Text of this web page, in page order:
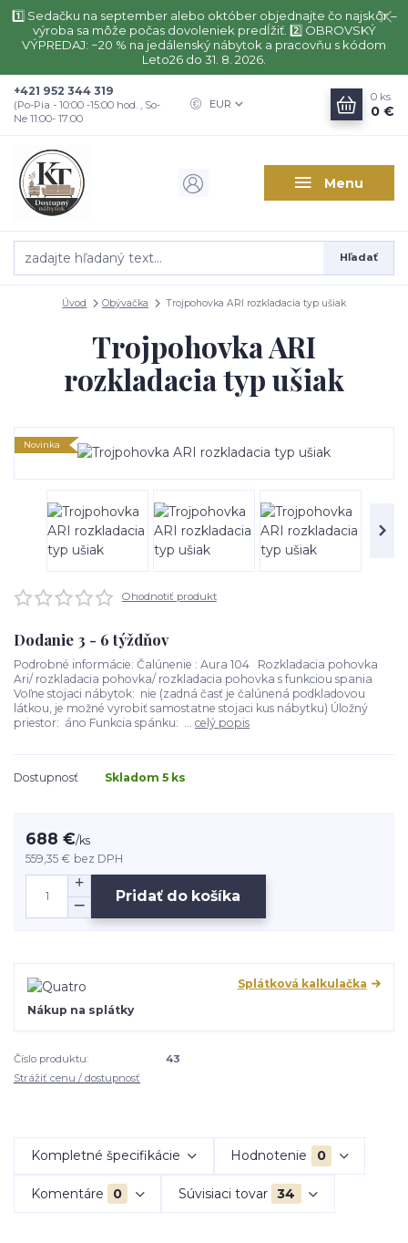
1️⃣ Sedačku na september alebo október objednajte čo najskôr –
výroba sa môže počas dovoleniek predĺžiť. 2️⃣ OBROVSKÝ
VÝPREDAJ: −20 % na jedálenský nábytok a pracovňu s kódom
Leto26 do 31. 8. 2026.
Menu
EUR
Hľadať
+421 952 344 319
(Po-Pia - 10:00 -15:00 hod. , So-
Ne 11:00- 17:00
0 ks
0 €
Úvod Obývačka Trojpohovka ARI rozkladacia typ ušiak
Trojpohovka ARI
rozkladacia typ ušiak
Novinka
Ohodnotiť produkt
Dodanie 3 - 6 týždňov
Podrobné informácie: Čalúnenie : Aura 104 Rozkladacia pohovka
Ari/ rozkladacia pohovka/ rozkladacia pohovka s funkciou spania
Voľne stojaci nábytok: nie (zadná časť je čalúnená podkladovou
látkou, je možné vyrobiť samostatne stojaci kus nábytku) Úložný
priestor: áno Funkcia spánku: ... celý popis
Dostupnosť Skladom 5 ks
688 €/ks
559,35 € bez DPH
Pridať do košíka
Splátková kalkulačka
Nákup na splátky
Číslo produktu:
43
Strážiť cenu / dostupnosť
Kompletné špecifikácie Hodnotenie 0
Komentáre 0 Súvisiaci tovar 34